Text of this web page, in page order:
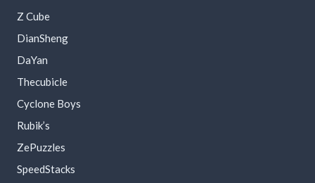
Z Cube
DianSheng
DaYan
Thecubicle
Cyclone Boys
Rubik’s
ZePuzzles
SpeedStacks